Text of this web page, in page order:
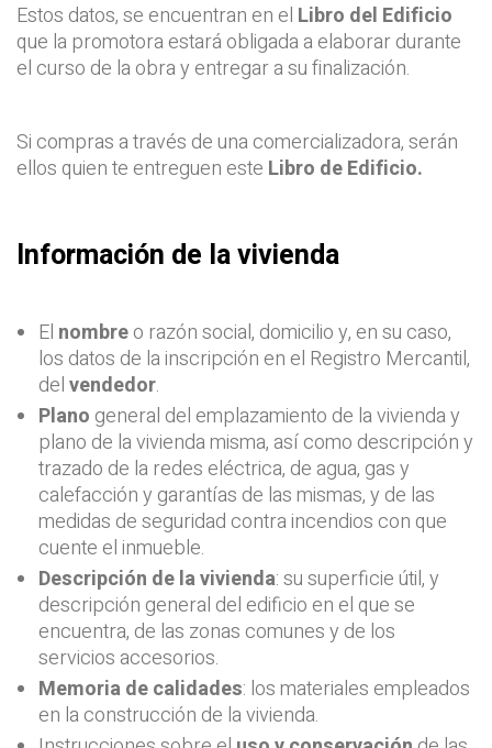
Estos datos, se encuentran en el Libro del Edificio
que la promotora estará obligada a elaborar durante
el curso de la obra y entregar a su finalización.
Si compras a través de una comercializadora, serán
ellos quien te entreguen este Libro de Edificio.
Información de la vivienda
El nombreo razón social, domicilio y, en su caso,
los datos de la inscripción en el Registro Mercantil,
delvendedor.
Plano general del emplazamiento de la vivienda y
plano de la vivienda misma, así como descripción y
trazado de la redes eléctrica, de agua, gas y
calefacción y garantías de las mismas, y de las
medidas de seguridad contra incendios con que
cuente el inmueble.
Descripción de la vivienda: su superficie útil, y
descripción general del edificio en el que se
encuentra, de las zonas comunes y de los
servicios accesorios.
Memoria de calidades: los materiales empleados
en la construcción de la vivienda.